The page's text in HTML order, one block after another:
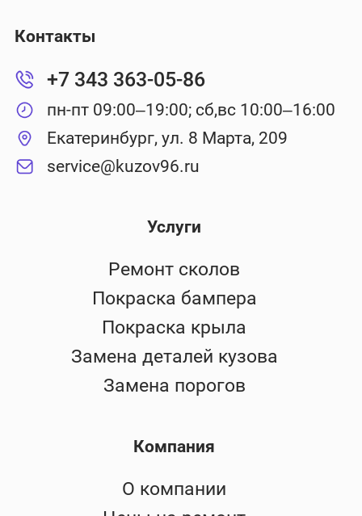
Услуги
Ремонт сколов
Покраска бампера
Покраска крыла
Замена деталей кузова
Замена порогов
Компания
О компании
Контакты
+7 343 363-05-86
пн-пт 09:00–19:00; сб,вс 10:00–16:00
Екатеринбург, ул. 8 Марта, 209
service@kuzov96.ru